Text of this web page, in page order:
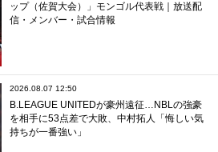
ップ（佐賀大会）」モンゴル代表戦｜放送配
信・メンバー・試合情報
2026.08.07 12:50
B.LEAGUE UNITEDが豪州遠征…NBLの強豪
を相手に53点差で大敗、中村拓人「悔しい気
持ちが一番強い」